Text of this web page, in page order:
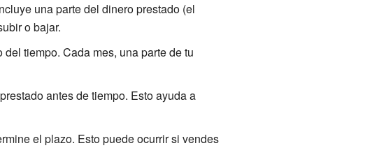
una parte del dinero prestado (el
o bajar.
tiempo. Cada mes, una parte de tu
antes de tiempo. Esto ayuda a
el plazo. Esto puede ocurrir si vendes